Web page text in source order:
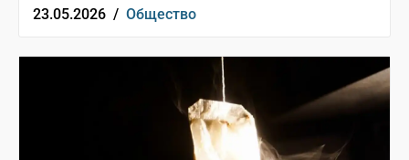
23.05.2026 / Общество